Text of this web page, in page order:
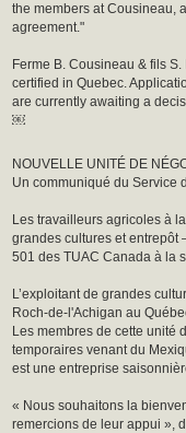
the members at Cousineau,
agreement."
Ferme B. Cousineau & fils
certified in Quebec.
are currently awaiting a
￼
NOUVELLE UNITÉ DE
Un communiqué du Service
Les travailleurs agricoles à
grandes cultures et entrepôt
501 des TUAC Canada à la
L’exploitant de grandes
Roch-de-l'Achigan au
Les membres de cette unité
temporaires venant du
est une entreprise
« Nous souhaitons la
remercions de leur appui »,